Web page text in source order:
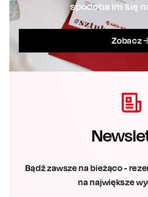
spodoba im się
Zobacz
Bądź zawsze na bieżąco -
na największe